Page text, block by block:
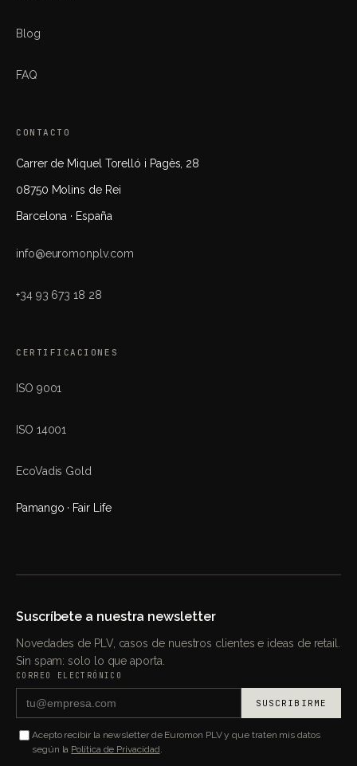
Blog
FAQ
CONTACTO
Carrer de Miquel Torelló i Pagès, 28
08750 Molins de Rei
Barcelona · España
info@euromonplv.com
+34 93 673 18 28
CERTIFICACIONES
ISO 9001
ISO 14001
EcoVadis Gold
Pamango · Fair Life
Suscríbete a nuestra newsletter
Novedades de PLV, casos de nuestros clientes e ideas de retail.
Sin spam: solo lo que aporta.
CORREO ELECTRÓNICO
SUSCRIBIRME
Acepto recibir la newsletter de Euromon PLV y que traten mis datos
según la Política de Privacidad.